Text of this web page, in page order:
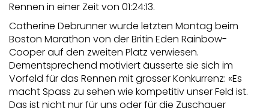
Rennen in einer Zeit von 01:24:13.
Catherine Debrunner wurde letzten Montag beim
Boston Marathon von der Britin Eden Rainbow-
Cooper auf den zweiten Platz verwiesen.
Dementsprechend motiviert äusserte sie sich im
Vorfeld für das Rennen mit grosser Konkurrenz: «Es
macht Spass zu sehen wie kompetitiv unser Feld ist.
Das ist nicht nur für uns oder für die Zuschauer